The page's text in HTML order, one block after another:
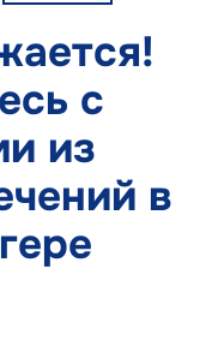
с
из
в